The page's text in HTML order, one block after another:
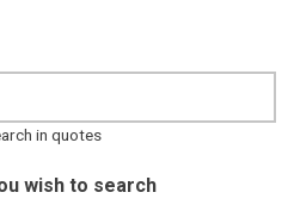
in quotes
wish to search